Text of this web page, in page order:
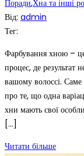
Поради,Хна та інші
Від: admin
Тег:
Фарбування хною –
процес, де результат
вашому волоссі.
про те, що одна
хни мають свої
[…]
Читати більше